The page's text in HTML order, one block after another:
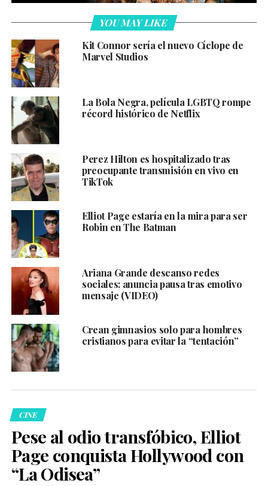
YOU MAY LIKE
Kit Connor sería el nuevo Cíclope de
Marvel Studios
La Bola Negra, película LGBTQ rompe
récord histórico de Netflix
Perez Hilton es hospitalizado tras
preocupante transmisión en vivo en
TikTok
Elliot Page estaría en la mira para ser
Robin en The Batman
Ariana Grande descanso redes
sociales: anuncia pausa tras emotivo
mensaje (VIDEO)
Crean gimnasios solo para hombres
cristianos para evitar la “tentación”
CINE
Pese al odio transfóbico, Elliot
Page conquista Hollywood con
“La Odisea”